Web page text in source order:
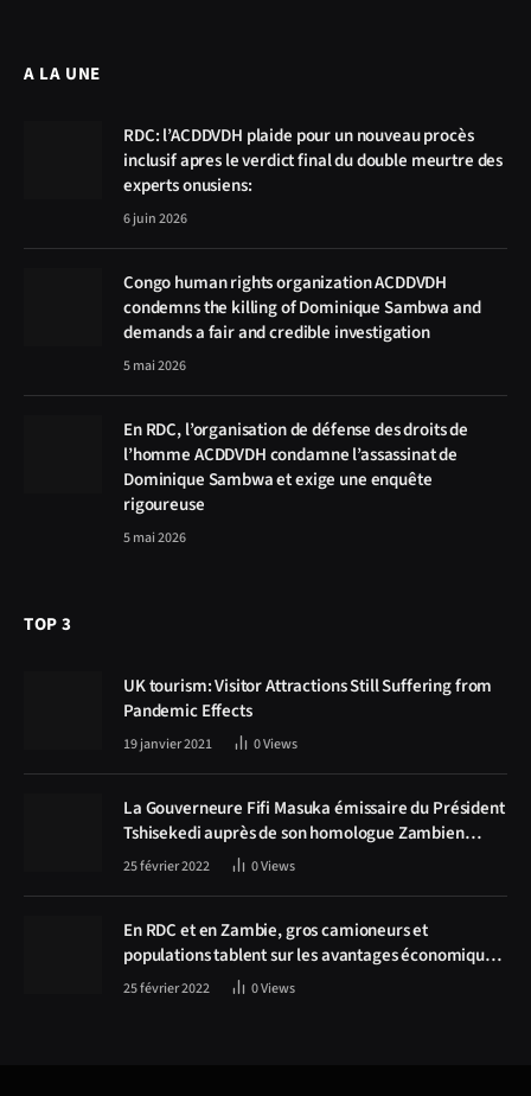
A LA UNE
RDC: l’ACDDVDH plaide pour un nouveau procès
inclusif apres le verdict final du double meurtre des
experts onusiens:
6 juin 2026
Congo human rights organization ACDDVDH
condemns the killing of Dominique Sambwa and
demands a fair and credible investigation
5 mai 2026
En RDC, l’organisation de défense des droits de
l’homme ACDDVDH condamne l’assassinat de
Dominique Sambwa et exige une enquête
rigoureuse
5 mai 2026
TOP 3
UK tourism: Visitor Attractions Still Suffering from
Pandemic Effects
19 janvier 2021 0Views
La Gouverneure Fifi Masuka émissaire du Président
Tshisekedi auprès de son homologue Zambien
Hichilema, la construction de la route Kolwezi -
25 février 2022 0Views
En RDC et en Zambie, gros camioneurs et
populations tablent sur les avantages économiques
de la route Kolwezi-Solwezi
25 février 2022 0Views